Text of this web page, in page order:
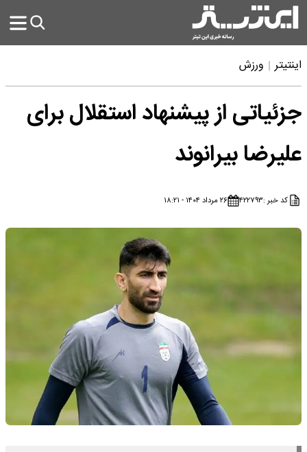
اینتیتر ورزش
جزئیاتی از پیشنهاد استقلال برای
علیرضا بیرانوند
کد خبر :۴۲۲۷۹۳ ۲۶ مرداد ۱۴۰۴ - ۱۸:۲۱